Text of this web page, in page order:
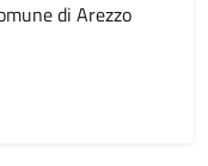
di Arezzo